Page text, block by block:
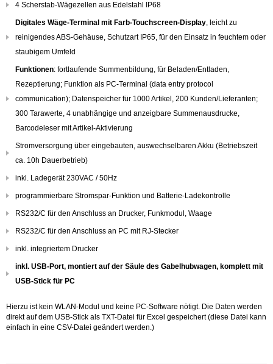
4 Scherstab-Wägezellen aus Edelstahl IP68
Digitales Wäge-Terminal mit Farb-Touchscreen-Display, leicht zu
reinigendes ABS-Gehäuse, Schutzart IP65, für den Einsatz in feuchtem oder
staubigem Umfeld
Funktionen: fortlaufende Summenbildung, für Beladen/Entladen,
Rezeptierung; Funktion als PC-Terminal (data entry protocol
communication); Datenspeicher für 1000 Artikel, 200 Kunden/Lieferanten;
300 Tarawerte, 4 unabhängige und anzeigbare Summenausdrucke,
Barcodeleser mit Artikel-Aktivierung
Stromversorgung über eingebauten, auswechselbaren Akku (Betriebszeit
ca. 10h Dauerbetrieb)
inkl. Ladegerät 230VAC / 50Hz
programmierbare Stromspar-Funktion und Batterie-Ladekontrolle
RS232/C für den Anschluss an Drucker, Funkmodul, Waage
RS232/C für den Anschluss an PC mit RJ-Stecker
inkl. integriertem Drucker
inkl. USB-Port, montiert auf der Säule des Gabelhubwagen, komplett mit
USB-Stick für PC
Hierzu ist kein WLAN-Modul und keine PC-Software nötigt. Die Daten werden
direkt auf dem USB-Stick als TXT-Datei für Excel gespeichert (diese Datei kann
einfach in eine CSV-Datei geändert werden.)